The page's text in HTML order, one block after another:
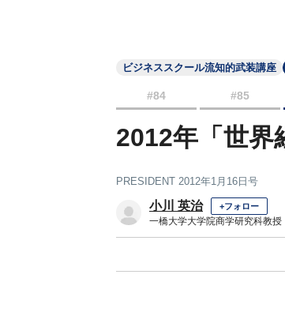
ビジネススクール流知的武装講座
#84 #85
2012年「世界
PRESIDENT 2012年1月16日号
小川 英治 +フォロー
一橋大学大学院商学研究科教授